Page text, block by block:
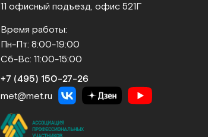
11 офисный подъезд, офис 521Г
Время работы:
Пн-Пт: 8:00-19:00
Сб-Вс: 11:00-15:00
+7 (495) 150‑27‑26
met@met.ru